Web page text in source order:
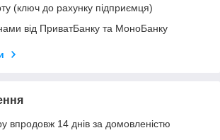
(ключ до рахунку підприємця)
від ПриватБанку та МоноБанку
впродовж 14 днів за домовленістю